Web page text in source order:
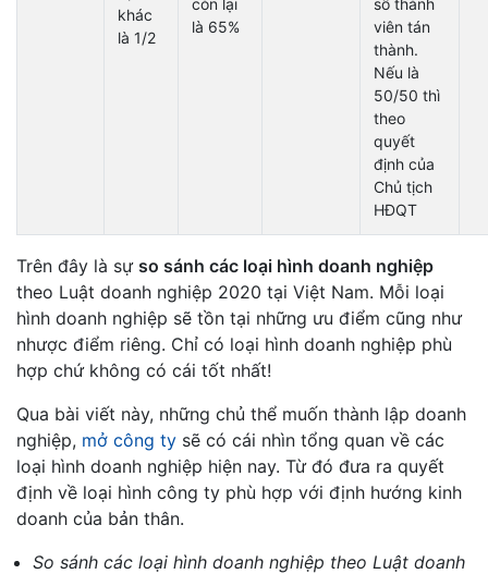
khác
là 1/2
còn lại
là 65%
số thành
viên tán
thành.
Nếu là
50/50 thì
theo
quyết
định của
Chủ tịch
HĐQT
Trên đây là sự so sánh các loại hình doanh nghiệp
theo Luật doanh nghiệp 2020 tại Việt Nam. Mỗi loại
hình doanh nghiệp sẽ tồn tại những ưu điểm cũng như
nhược điểm riêng. Chỉ có loại hình doanh nghiệp phù
hợp chứ không có cái tốt nhất!
Qua bài viết này, những chủ thể muốn thành lập doanh
nghiệp, mở công ty sẽ có cái nhìn tổng quan về các
loại hình doanh nghiệp hiện nay. Từ đó đưa ra quyết
định về loại hình công ty phù hợp với định hướng kinh
doanh của bản thân.
So sánh các loại hình doanh nghiệp theo Luật doanh